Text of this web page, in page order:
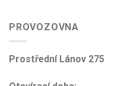
PROVOZOVNA
Prostřední Lánov 275